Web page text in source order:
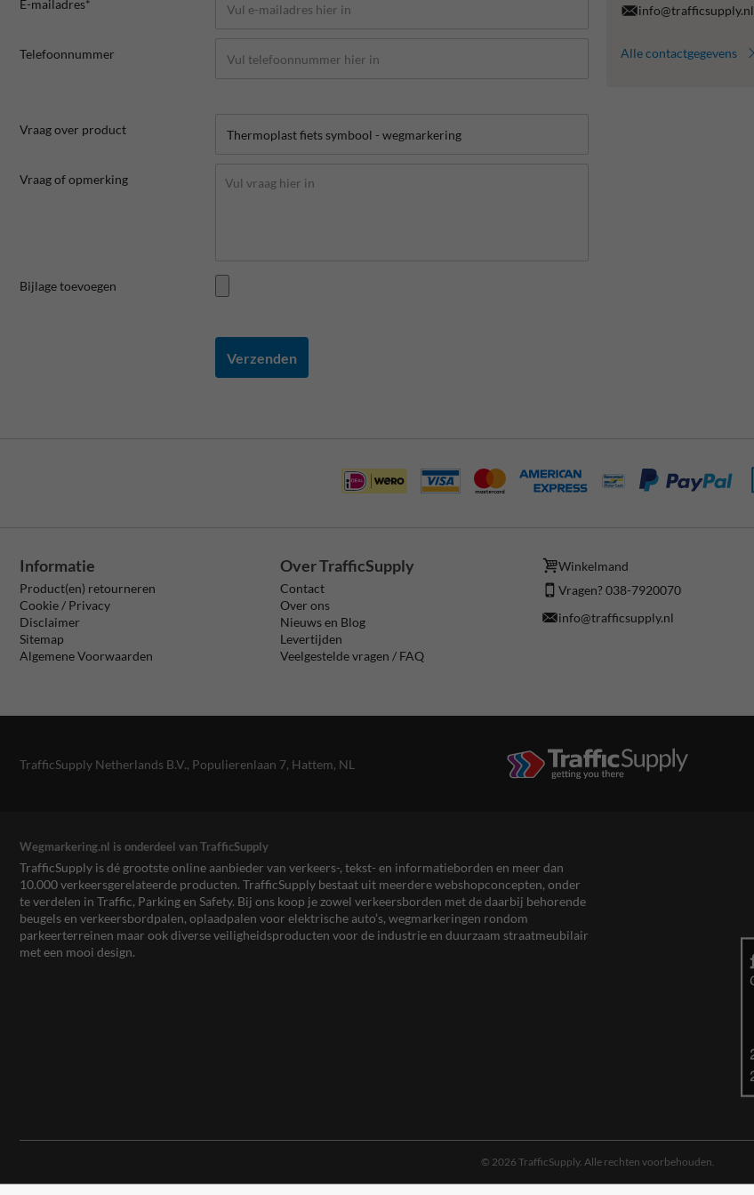
E-mailadres*
Telefoonnummer
Vraag over product
Vraag of opmerking
Bijlage toevoegen
Verzenden
info@trafficsupply.nl
Alle contactgegevens
Informatie
Product(en) retourneren
Cookie / Privacy
Disclaimer
Sitemap
Algemene Voorwaarden
Over TrafficSupply
Contact
Over ons
Nieuws en Blog
Levertijden
Veelgestelde vragen / FAQ
Winkelmand
Vragen? 038-7920070
info@trafficsupply.nl
TrafficSupply Netherlands B.V., Populierenlaan 7, Hattem, NL
Wegmarkering.nl is onderdeel van TrafficSupply
TrafficSupply is dé grootste online aanbieder van verkeers-, tekst- en informatieborden en meer dan
10.000 verkeersgerelateerde producten. TrafficSupply bestaat uit meerdere webshopconcepten, onder
te verdelen in Traffic, Parking en Safety. Bij ons koop je zowel verkeersborden met de daarbij behorende
beugels en verkeersbordpalen, oplaadpalen voor elektrische auto’s, wegmarkeringen rondom
parkeerterreinen maar ook diverse veiligheidsproducten voor de industrie en duurzaam straatmeubilair
met een mooi design.
© 2026 TrafficSupply. Alle rechten voorbehouden.